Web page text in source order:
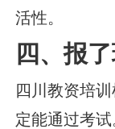
活性。
四、报
四川教资培
定能通过考